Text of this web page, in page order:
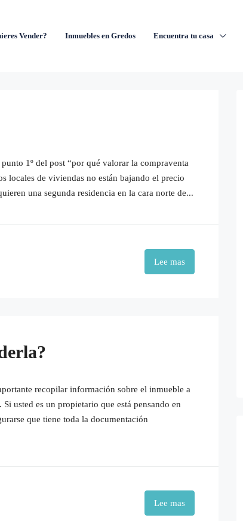
Vender? Inmuebles en Gredos Encuentra tu casa
1º del post “por qué valorar la compraventa
locales de viviendas no están bajando el precio
una segunda residencia en la cara norte de...
Lee mas
recopilar información sobre el inmueble a
usted es un propietario que está pensando en
que tiene toda la documentación
Lee mas